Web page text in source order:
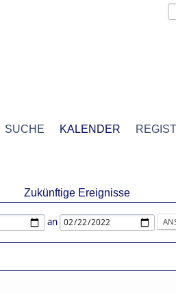
SUCHE KALENDER
Zukünftige Ereignisse
an